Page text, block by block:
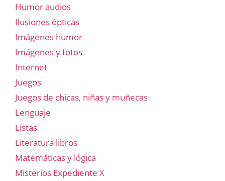
Humor audios
Ilusiones ópticas
Imágenes humor
Imágenes y fotos
Internet
Juegos
Juegos de chicas, niñas y muñecas
Lenguaje
Listas
Literatura libros
Matemáticas y lógica
Misterios Expediente X